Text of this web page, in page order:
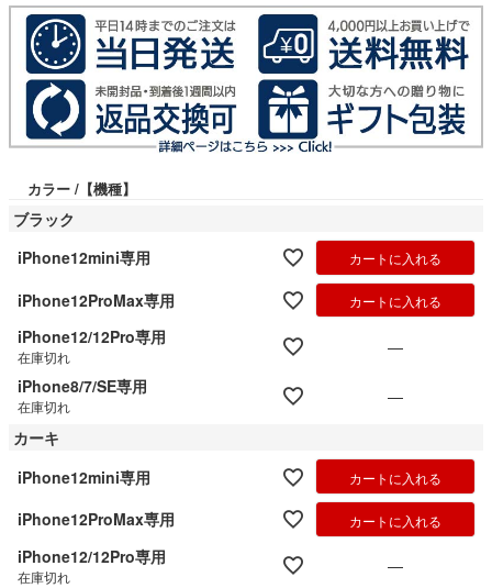
カラー 【機種】
ブラック
iPhone12mini専用
カートに入れる
iPhone12ProMax専用 カートに入れる
iPhone12/12Pro専用
在庫切れ
—
iPhone8/7/SE専用
在庫切れ
—
カーキ
iPhone12mini専用
カートに入れる
iPhone12ProMax専用 カートに入れる
iPhone12/12Pro専用
在庫切れ
—